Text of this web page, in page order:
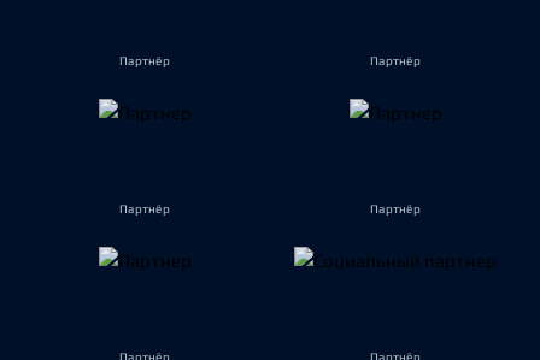
Партнёр Партнёр
Партнёр Партнёр
Партнёр Партнёр